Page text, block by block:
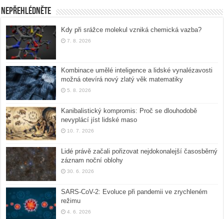
Nepřehlédněte
Kdy při srážce molekul vzniká chemická vazba?
7. 8. 2026
Kombinace umělé inteligence a lidské vynalézavosti
možná otevírá nový zlatý věk matematiky
5. 8. 2026
Kanibalistický kompromis: Proč se dlouhodobě
nevyplácí jíst lidské maso
10. 7. 2026
Lidé právě začali pořizovat nejdokonalejší časosběrný
záznam noční oblohy
30. 6. 2026
SARS-CoV-2: Evoluce při pandemii ve zrychleném
režimu
4. 6. 2026